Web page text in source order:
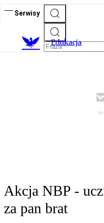
Serwisy
Edukacja
Akcja NBP -
za pan brat